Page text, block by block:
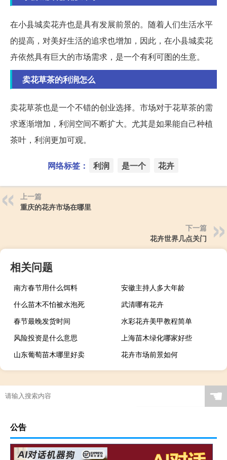
在小县城卖花卉也是具有发展前景的。随着人们生活水平
的提高，对美好生活的追求也增加，因此，在小县城卖花
卉依然具有巨大的市场需求，是一个有利可图的生意。
卖花草茶的利润怎么
卖花草茶也是一个不错的创业选择。市场对于花草茶的需
求逐渐增加，利润空间不断扩大。尤其是如果能自己种植
茶叶，利润更加可观。
网络标签： 利润 是一个 花卉
上一篇
重庆的花卉市场在哪里
下一篇
花卉世界几点关门
相关问题
南方春节用什么饵料
安徽主持人多大年龄
什么苗木不怕被水泡死
武清哪有花卉
春节最晚发货时间
水彩花卉美甲教程简单
风险投资是什么意思
上海苗木绿化哪家好些
山东葡萄苗木哪里好卖
花卉市场前景如何
☚
公告